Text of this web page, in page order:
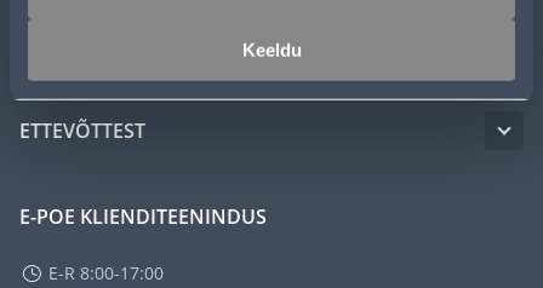
Keeldu
ETTEVÕTTEST
E-POE KLIENDITEENINDUS
E-R 8:00-17:00